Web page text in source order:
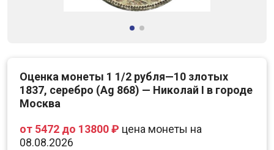
Оценка монеты 1 1/2 рубля—10 злотых
1837, серебро (Ag 868) — Николай I в городе
Москва
от 5472 до 13800 ₽ цена монеты на
08.08.2026